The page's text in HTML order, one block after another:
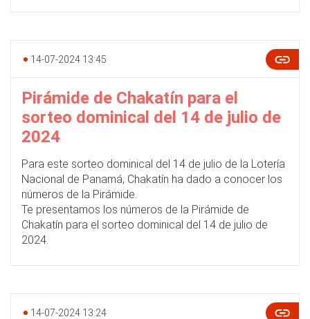
14-07-2024 13:45
Pirámide de Chakatín para el
sorteo dominical del 14 de julio de
2024
Para este sorteo dominical del 14 de julio de la Lotería
Nacional de Panamá, Chakatín ha dado a conocer los
números de la Pirámide.
Te presentamos los números de la Pirámide de
Chakatín para el sorteo dominical del 14 de julio de
2024.
14-07-2024 13:24